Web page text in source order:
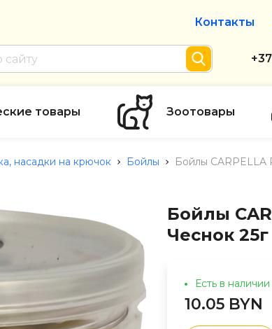
Контакты
товары Зоотовары
насадки на крючок Бойлы Бойлы CARPELLA
Бойлы
Чеснок 25г
Есть в наличии
10.05 BYN